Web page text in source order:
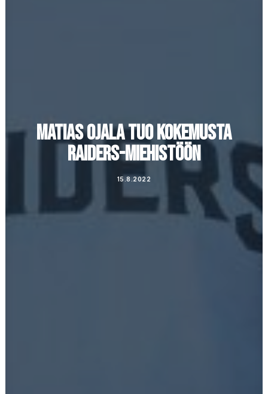
MATIAS OJALA TUO KOKEMUSTA
RAIDERS-MIEHISTÖÖN
15.8.2022